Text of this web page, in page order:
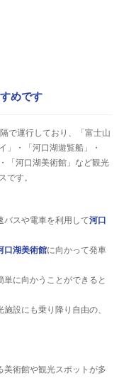
めです
で運行しており、「富士山
」・「河口湖遊覧船」・
「河口湖美術館」など観光
です。
バスや電車を利用して河口
口湖美術館に向かって発車
単に向かうことができると
設にも乗り降り自由の、
美術館や観光スポットが多